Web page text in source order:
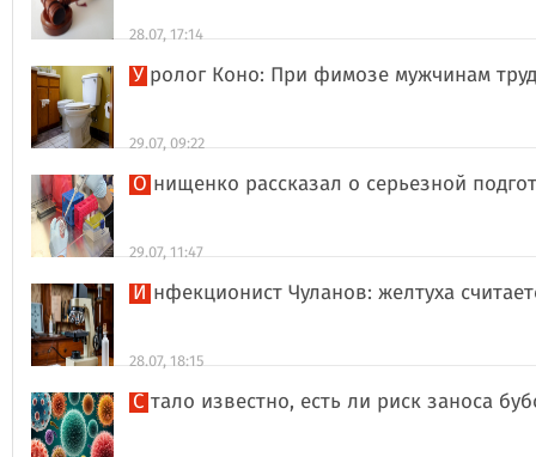
28.07, 17:14
Уролог Коно: При фимозе мужчинам
29.07, 09:22
Онищенко рассказал о серьезной
29.07, 11:47
Инфекционист Чуланов: желтуха
28.07, 18:15
Стало известно, есть ли риск заноса